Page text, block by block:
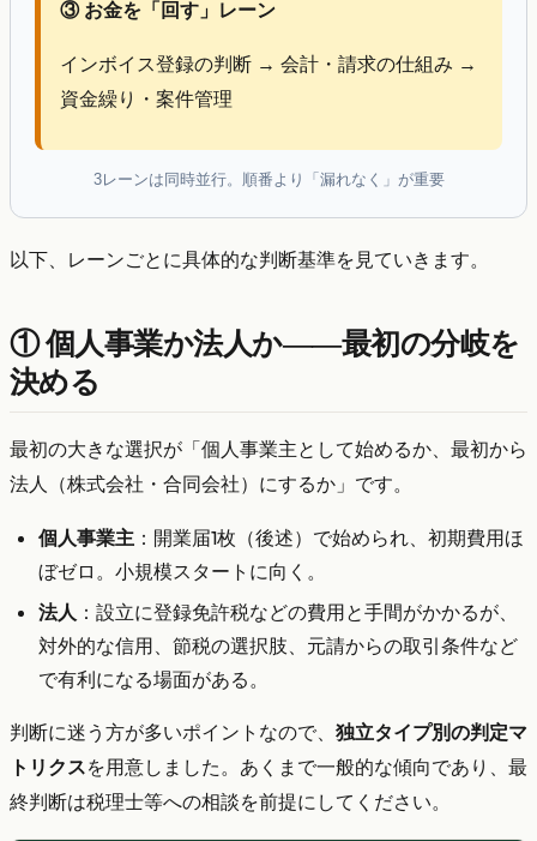
③ お金を「回す」レーン
インボイス登録の判断 → 会計・請求の仕組み →
資金繰り・案件管理
3レーンは同時並行。順番より「漏れなく」が重要
以下、レーンごとに具体的な判断基準を見ていきます。
① 個人事業か法人か——最初の分岐を
決める
最初の大きな選択が「個人事業主として始めるか、最初から
法人（株式会社・合同会社）にするか」です。
個人事業主 ：開業届1枚（後述）で始められ、初期費用ほ
ぼゼロ。小規模スタートに向く。
法人 ：設立に登録免許税などの費用と手間がかかるが、
対外的な信用、節税の選択肢、元請からの取引条件など
で有利になる場面がある。
判断に迷う方が多いポイントなので、 独立タイプ別の判定マ
トリクスを用意しました。あくまで一般的な傾向であり、最
終判断は税理士等への相談を前提にしてください。